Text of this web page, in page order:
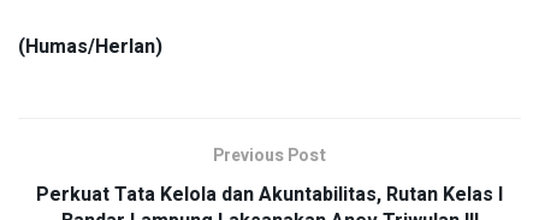
(Humas/Herlan)
Previous Post
Perkuat Tata Kelola dan Akuntabilitas, Rutan Kelas I